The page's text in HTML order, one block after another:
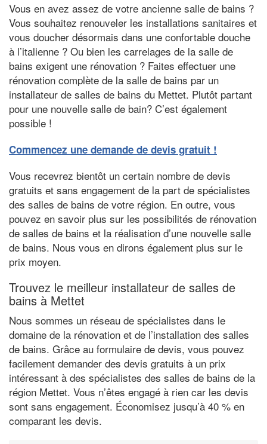
Vous en avez assez de votre ancienne salle de bains ?
Vous souhaitez renouveler les installations sanitaires et
vous doucher désormais dans une confortable douche
à l’italienne ? Ou bien les carrelages de la salle de
bains exigent une rénovation ? Faites effectuer une
rénovation complète de la salle de bains par un
installateur de salles de bains du Mettet. Plutôt partant
pour une nouvelle salle de bain? C’est également
possible !
Commencez une demande de devis gratuit !
Vous recevrez bientôt un certain nombre de devis
gratuits et sans engagement de la part de spécialistes
des salles de bains de votre région. En outre, vous
pouvez en savoir plus sur les possibilités de rénovation
de salles de bains et la réalisation d’une nouvelle salle
de bains. Nous vous en dirons également plus sur le
prix moyen.
Trouvez le meilleur installateur de salles de
bains à Mettet
Nous sommes un réseau de spécialistes dans le
domaine de la rénovation et de l’installation des salles
de bains. Grâce au formulaire de devis, vous pouvez
facilement demander des devis gratuits à un prix
intéressant à des spécialistes des salles de bains de la
région Mettet. Vous n’êtes engagé à rien car les devis
sont sans engagement. Économisez jusqu’à 40 % en
comparant les devis.